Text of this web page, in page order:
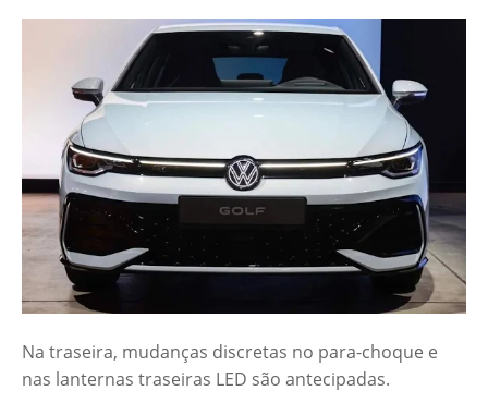
Na traseira, mudanças discretas no para-choque e
nas lanternas traseiras LED são antecipadas.